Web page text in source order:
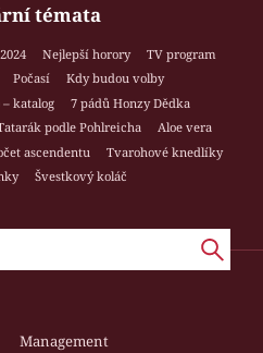
témata
Nejlepší horory
TV program
Počasí
Kdy budou volby
– katalog
7 pádů Honzy Dědka
podle Pohlreicha
Aloe vera
ascendentu
Tvarohové knedlíky
Švestkový koláč
Management